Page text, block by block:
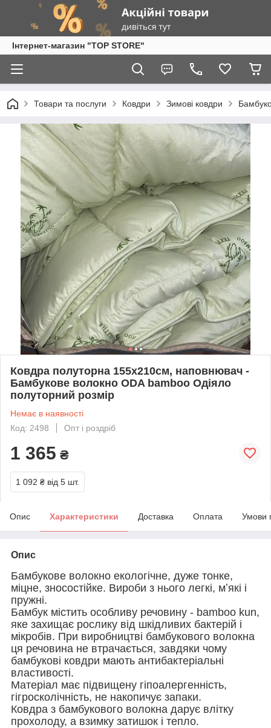
Інтернет-магазин "TOP STORE"
Товари та послуги Ковдри Зимові ковдри
Ковдра полуторна 155х210см, наповнювач -
Бамбукове волокно ODA bamboo Одіяло
полуторний розмір
Немає в наявності
Код: 2498
Опт і роздріб
1 365 ₴
1 092 ₴ від 5 шт.
Опис Характеристики Доставка Оплата Умови
Опис
Бамбукове волокно екологічне, дуже тонке,
міцне, зносостійке. Вироби з нього легкі, мʼякі і
пружні.
Бамбук містить особливу речовину - bamboo kun,
яке захищає рослику від шкідливих бактерій і
мікробів. При виробництві бамбукового волокна
ця речовина не втрачається, завдяки чому
бамбукові ковдри мають антибактеріальні
властивості.
Матеріал має підвищену гіпоалергенність,
гігросколічність, не накопичує запаки.
Ковдра з бамбукового волокна дарує влітку
прохолоду, а взимку затишок і тепло.